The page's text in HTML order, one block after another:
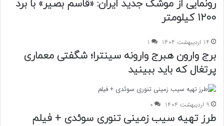
رونمایی از موشک جدید ایران: «قاسم بصیر» با برد
1200 کیلومتر
14 اردیبهشت 1404 1
برج وارون هبرج وارونه سینترا؛ شگفتی معماری
پرتغال که باید ببینید
9 اردیبهشت 1404 0
طرز تهیه سیب زمینی تنوری سوئدی + فیلم